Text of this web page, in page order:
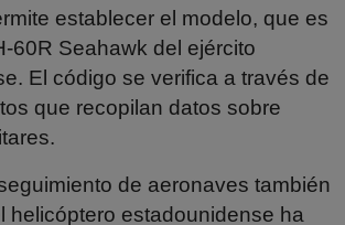
establecer el modelo, que es
60R Seahawk del ejército
El código se verifica a través de
que recopilan datos sobre
de aeronaves también
helicóptero estadounidense ha